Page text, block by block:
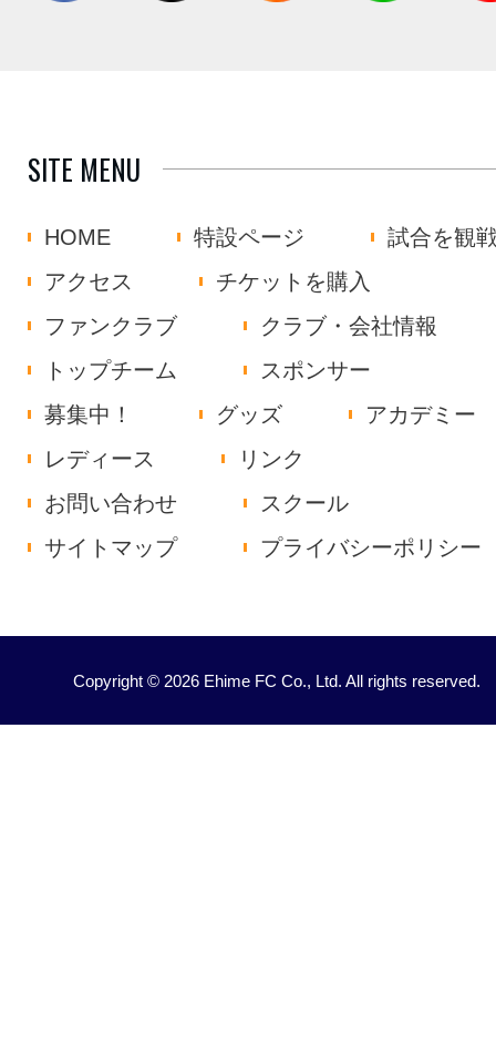
SITE MENU
HOME 特設ページ
試合を観
アクセス
チケットを購入
ファンクラブ
クラブ・会社情報
トップチーム
スポンサー
募集中！
グッズ
アカデミー
レディース
リンク
お問い合わせ
スクール
サイトマップ
プライバシーポリシー
Copyright © 2026 Ehime FC Co., Ltd. All rights reserved.